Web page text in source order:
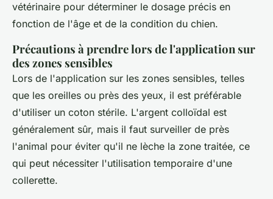
vétérinaire pour déterminer le dosage précis en
fonction de l'âge et de la condition du chien.
Précautions à prendre lors de l'application sur
des zones sensibles
Lors de l'application sur les zones sensibles, telles
que les oreilles ou près des yeux, il est préférable
d'utiliser un coton stérile. L'argent colloïdal est
généralement sûr, mais il faut surveiller de près
l'animal pour éviter qu'il ne lèche la zone traitée, ce
qui peut nécessiter l'utilisation temporaire d'une
collerette.